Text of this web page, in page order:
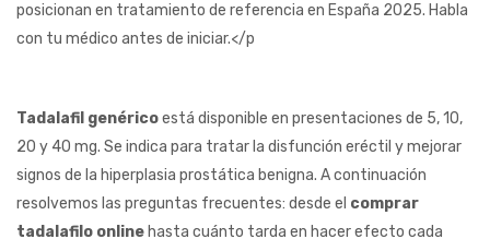
posicionan en tratamiento de referencia en España 2025. Habla
con tu médico antes de iniciar.</p
Tadalafil genéricoestá disponible en presentaciones de 5, 10,
20 y 40 mg. Se indica para tratar la disfunción eréctil y mejorar
signos de la hiperplasia prostática benigna. A continuación
resolvemos las preguntas frecuentes: desde el comprar
tadalafilo online hasta cuánto tarda en hacer efecto cada